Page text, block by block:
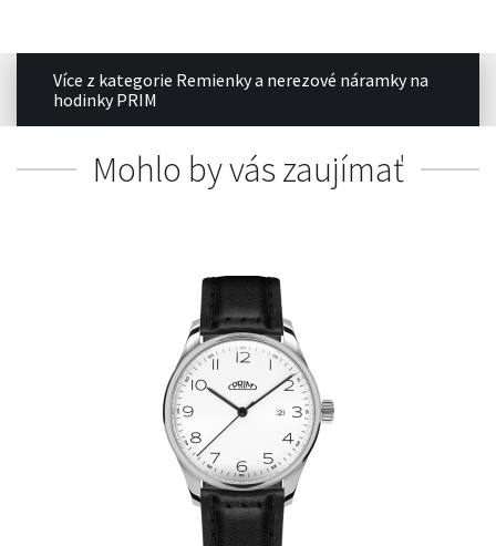
Více z kategorie Remienky a nerezové náramky na
hodinky PRIM
Mohlo by vás zaujímať